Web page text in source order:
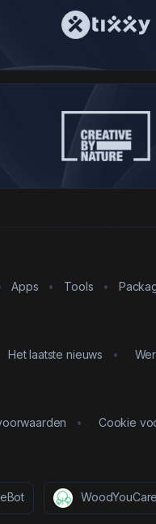
Apps • Tools •
Het laatste nieuws •
• Cookie
WoodYouCare